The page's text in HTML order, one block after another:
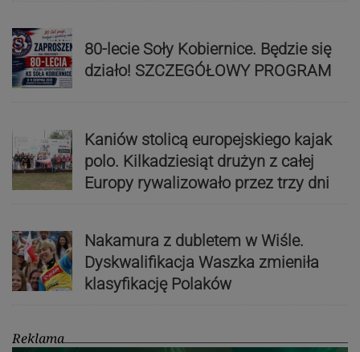
80-lecie Soły Kobiernice. Będzie się
działo! SZCZEGÓŁOWY PROGRAM
Kaniów stolicą europejskiego kajak
polo. Kilkadziesiąt drużyn z całej
Europy rywalizowało przez trzy dni
Nakamura z dubletem w Wiśle.
Dyskwalifikacja Waszka zmieniła
klasyfikację Polaków
Reklama